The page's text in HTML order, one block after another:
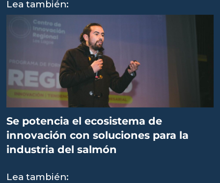
Lea también:
Se potencia el ecosistema de
innovación con soluciones para la
industria del salmón
Lea también: